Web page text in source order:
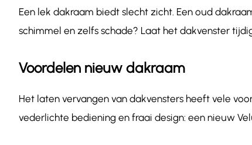
Een lek dakraam biedt slecht zicht. Een oud
schimmel en zelfs schade? Laat het dakvenster
Voordelen nieuw dakraam
Het laten vervangen van dakvensters heeft vele
vederlichte bediening en fraai design: een nieuw